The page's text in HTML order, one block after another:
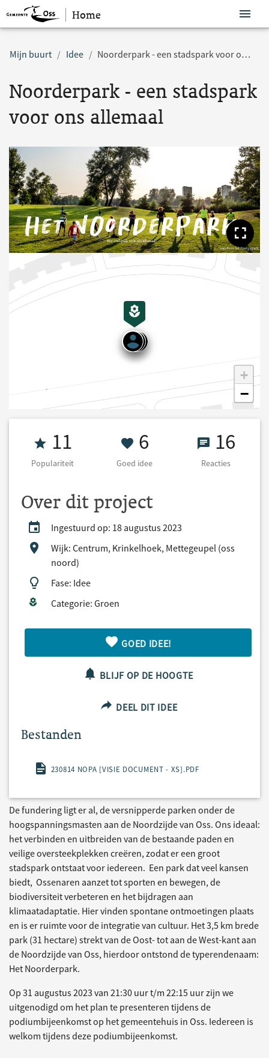
Sla navigatie over
Home
Mijn buurt Idee Noorderpark - een stadspark voor ons allemaal
Noorderpark - een stadspark
voor ons allemaal
+
−
Populariteit 11
11
Populariteit
6 Goed idee
6
Goed idee
1616
Reacties
Over dit project
Ingestuurd op: 18 augustus 2023
Wijk: Centrum, Krinkelhoek, Mettegeupel (oss
noord)
Fase: Idee
Categorie: Groen
GOED IDEE!
BLIJF OP DE HOOGTE
DEEL DIT IDEE
Bestanden
230814 NOPA [VISIE DOCUMENT - XS].PDF
De fundering ligt er al, de versnipperde parken onder de
hoogspanningsmasten aan de Noordzijde van Oss. Ons ideaal:
het verbinden en uitbreiden van de bestaande paden en
veilige oversteekplekken creëren, zodat er een groot
stadspark ontstaat voor iedereen. Een park dat veel kansen
biedt, Ossenaren aanzet tot sporten en bewegen, de
biodiversiteit verbeteren en het bijdragen aan
klimaatadaptatie. Hier vinden spontane ontmoetingen plaats
en is er ruimte voor de integratie van cultuur. Het 3,5 km brede
park (31 hectare) strekt van de Oost- tot aan de West-kant aan
de Noordzijde van Oss, hierdoor ontstond de typerendenaam:
Het Noorderpark.
Op 31 augustus 2023 van 21:30 uur t/m 22:15 uur zijn we
uitgenodigd om het plan te presenteren tijdens de
podiumbijeenkomst op het gemeentehuis in Oss. Iedereen is
welkom tijdens deze podiumbijeenkomst.